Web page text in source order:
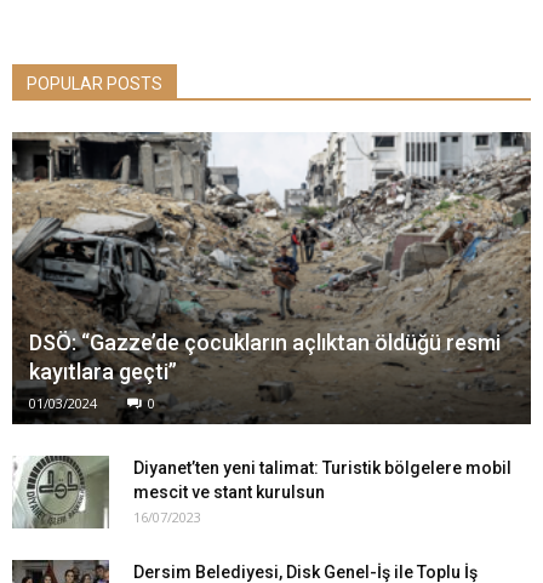
POPULAR POSTS
DSÖ: “Gazze’de çocukların açlıktan öldüğü resmi
kayıtlara geçti”
01/03/2024 0
Diyanet’ten yeni talimat: Turistik bölgelere mobil
mescit ve stant kurulsun
16/07/2023
Dersim Belediyesi, Disk Genel-İş ile Toplu İş